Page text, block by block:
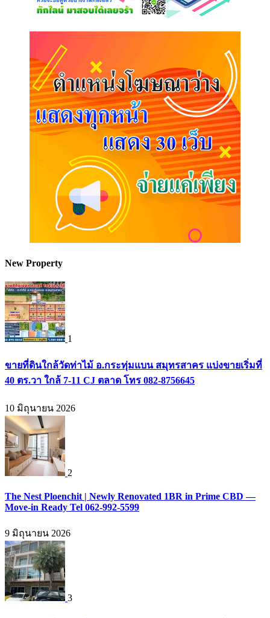
New Property
1
ขายที่ดินใกล้วัดท่าไม้ อ.กระทุ่มแบน สมุทรสาคร แบ่งขายเริ่มที่
40 ตร.วา ใกล้ 7-11 CJ ตลาด โทร 082-8756645
10 มิถุนายน 2026
2
The Nest Ploenchit | Newly Renovated 1BR in Prime CBD —
Move-in Ready Tel 062-992-5599
9 มิถุนายน 2026
3